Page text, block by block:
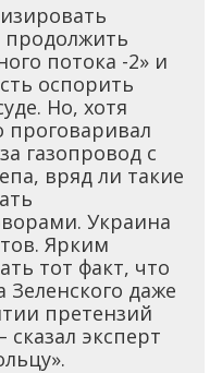
продолжить
потока -2» и
оспорить
Но, хотя
проговаривал
газопровод с
вряд ли такие
Украина
Ярким
тот факт, что
даже
претензий
эксперт